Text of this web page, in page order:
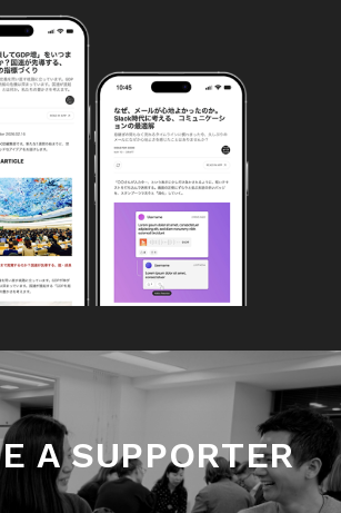
A SUPPORTER